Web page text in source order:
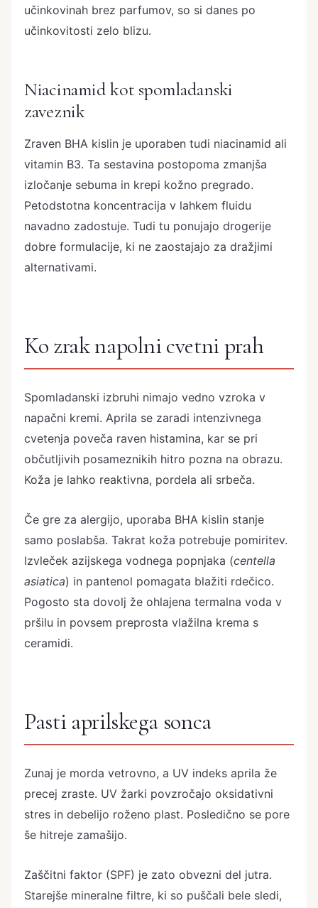
učinkovinah brez parfumov, so si danes po
učinkovitosti zelo blizu.
Niacinamid kot spomladanski
zaveznik
Zraven BHA kislin je uporaben tudi niacinamid ali
vitamin B3. Ta sestavina postopoma zmanjša
izločanje sebuma in krepi kožno pregrado.
Petodstotna koncentracija v lahkem fluidu
navadno zadostuje. Tudi tu ponujajo drogerije
dobre formulacije, ki ne zaostajajo za dražjimi
alternativami.
Ko zrak napolni cvetni prah
Spomladanski izbruhi nimajo vedno vzroka v
napačni kremi. Aprila se zaradi intenzivnega
cvetenja poveča raven histamina, kar se pri
občutljivih posameznikih hitro pozna na obrazu.
Koža je lahko reaktivna, pordela ali srbeča.
Če gre za alergijo, uporaba BHA kislin stanje
samo poslabša. Takrat koža potrebuje pomiritev.
Izvleček azijskega vodnega popnjaka (centella
asiatica) in pantenol pomagata blažiti rdečico.
Pogosto sta dovolj že ohlajena termalna voda v
pršilu in povsem preprosta vlažilna krema s
ceramidi.
Pasti aprilskega sonca
Zunaj je morda vetrovno, a UV indeks aprila že
precej zraste. UV žarki povzročajo oksidativni
stres in debelijo roženo plast. Posledično se pore
še hitreje zamašijo.
Zaščitni faktor (SPF) je zato obvezni del jutra.
Starejše mineralne filtre, ki so puščali bele sledi,